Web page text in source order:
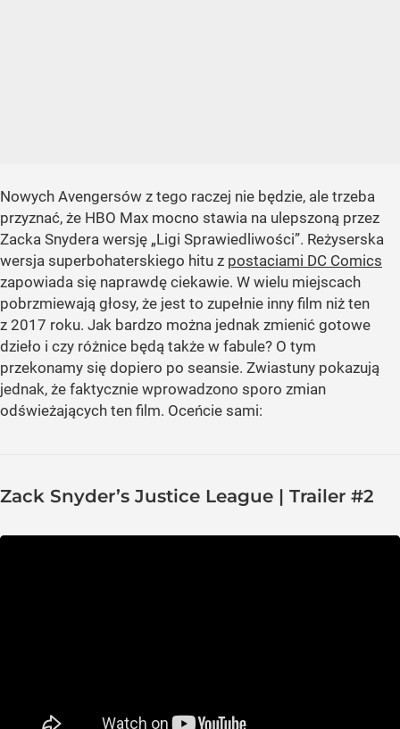
Nowych Avengersów z tego raczej nie będzie, ale trzeba
przyznać, że HBO Max mocno stawia na ulepszoną przez
Zacka Snydera wersję „Ligi Sprawiedliwości”. Reżyserska
wersja superbohaterskiego hitu z postaciami DC Comics
zapowiada się naprawdę ciekawie. W wielu miejscach
pobrzmiewają głosy, że jest to zupełnie inny film niż ten
z 2017 roku. Jak bardzo można jednak zmienić gotowe
dzieło i czy różnice będą także w fabule? O tym
przekonamy się dopiero po seansie. Zwiastuny pokazują
jednak, że faktycznie wprowadzono sporo zmian
odświeżających ten film. Oceńcie sami:
Zack Snyder’s Justice League | Trailer #2